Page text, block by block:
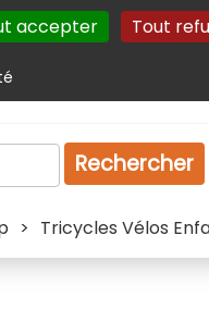
accepter Tout
Plan du site
Rechercher
> Tricycles Vélos